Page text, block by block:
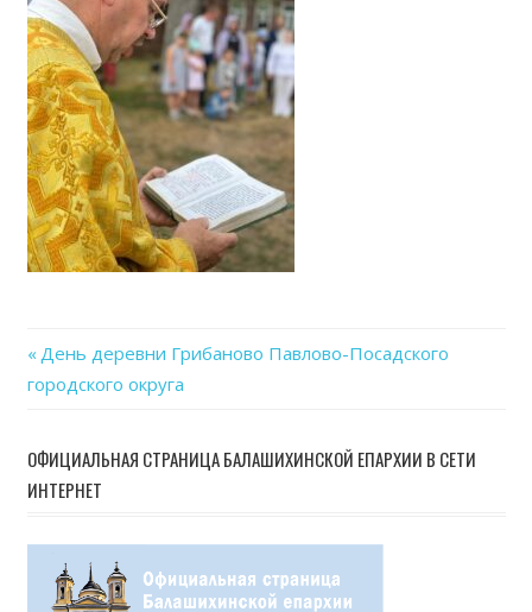
Навигация
записям
Previous
Post:
День деревни Грибаново Павлово-Посадского
городского округа
ОФИЦИАЛЬНАЯ СТРАНИЦА БАЛАШИХИНСКОЙ ЕПАРХИИ В СЕТИ
ИНТЕРНЕТ